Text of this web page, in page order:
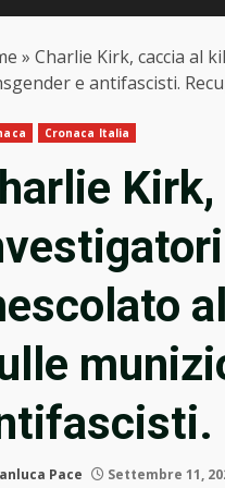
» Charlie Kirk, caccia al
e antifascisti.
Cronaca Italia
Pace Settembre 11,